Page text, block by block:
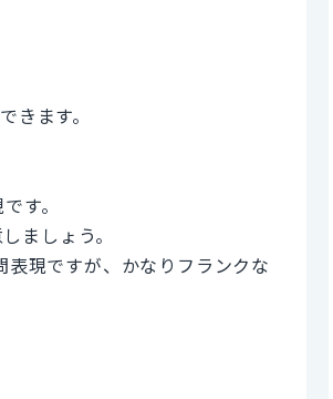
きます。
す。
ましょう。
現ですが、かなりフランクな